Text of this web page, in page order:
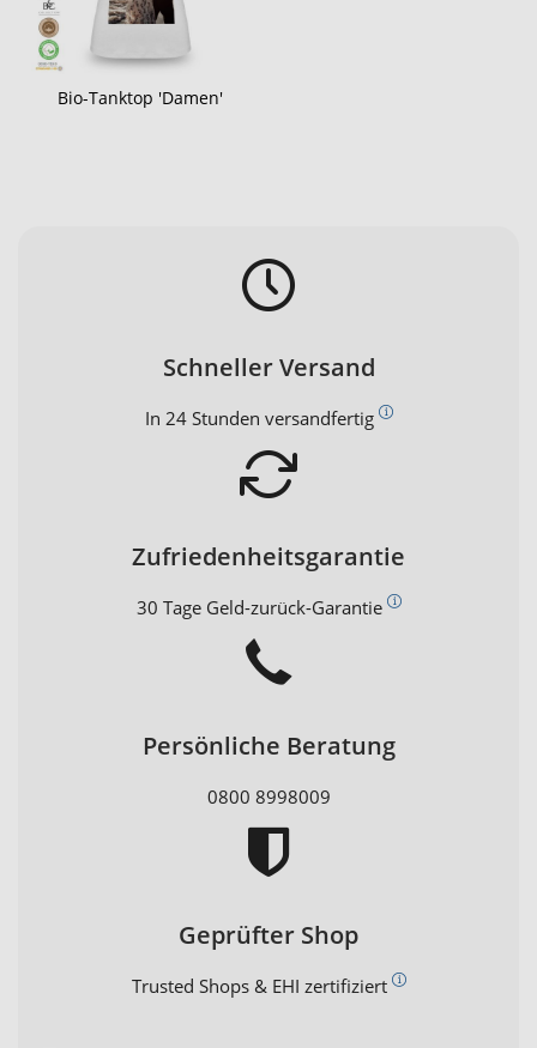
Bio-Tanktop 'Damen'
Schneller Versand
In 24 Stunden versandfertig
Zufriedenheitsgarantie
30 Tage Geld-zurück-Garantie
Persönliche Beratung
0800 8998009
Geprüfter Shop
Trusted Shops & EHI zertifiziert